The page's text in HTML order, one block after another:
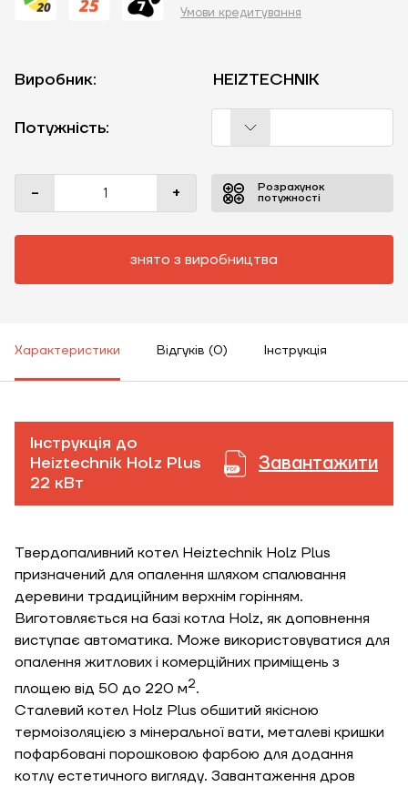
Умови кредитування
Виробник: HEIZTECHNIK
Потужність:
- +
Розрахунок
потужності
знято з виробництва
Характеристики Відгуків (0) Інструкція
Інструкція до
Heiztechnik Holz Plus
22 кВт
Завантажити
Твердопаливний котел Heiztechnik Holz Plus
призначений для опалення шляхом спалювання
деревини традиційним верхнім горінням.
Виготовляється на базі котла Holz, як доповнення
виступає автоматика. Може використовуватися для
опалення житлових і комерційних приміщень з
площею від 50 до 220 м2.
Сталевий котел Holz Plus обшитий якісною
термоізоляцією з мінеральної вати, металеві кришки
пофарбовані порошковою фарбою для додання
котлу естетичного вигляду. Завантаження дров